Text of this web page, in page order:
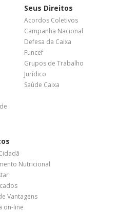
Seus Direitos
Acordos Coletivos
Campanha Nacional
Defesa da Caixa
Funcef
Grupos de Trabalho
Jurídico
Saúde Caixa
Nutricional
Vantagens
on-line